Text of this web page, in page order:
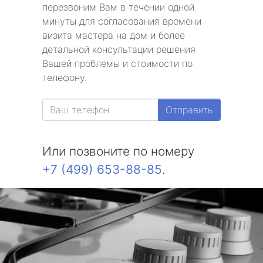
перезвоним Вам в течении одной
минуты для согласования времени
визита мастера на дом и более
детальной консультации решения
Вашей проблемы и стоимости по
телефону.
Отправить
Или позвоните по номеру
+7 (499) 653-88-85.